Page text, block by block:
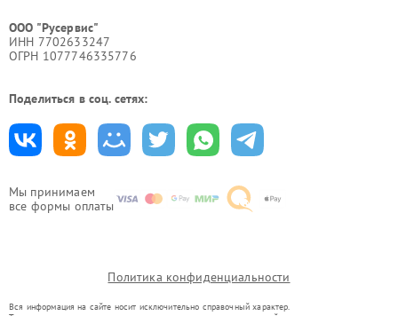
Мы принимаем
все формы оплаты
ООО "Русервис"
ИНН 7702633247
ОГРН 1077746335776
Поделиться в соц. сетях:
Политика конфиденциальности
Вся информация на сайте носит исключительно справочный характер.